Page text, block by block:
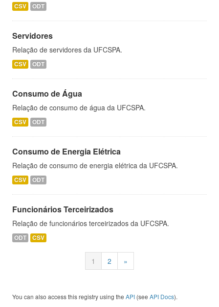
CSV ODT
Servidores
Relação de servidores da UFCSPA.
CSV ODT
Consumo de Água
Relação de consumo de água da UFCSPA.
CSV ODT
Consumo de Energia Elétrica
Relação de consumo de energia elétrica da UFCSPA.
CSV ODT
Funcionários Terceirizados
Relação de funcionários terceirizados da UFCSPA.
ODT CSV
1 2 »
You can also access this registry using the API (see API Docs).